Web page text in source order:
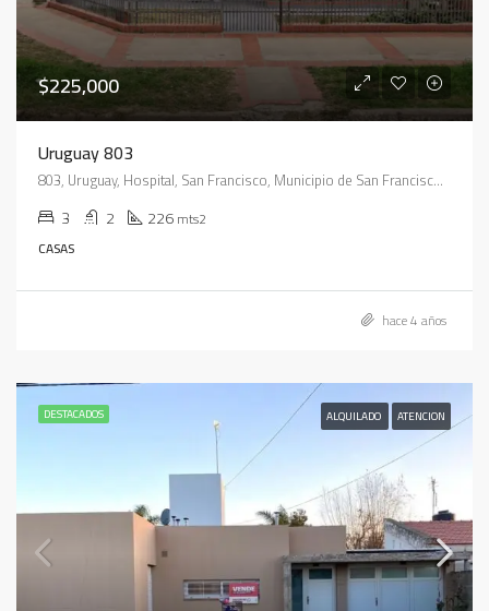
$225,000
Uruguay 803
803, Uruguay, Hospital, San Francisco, Municipio de San Francisco, Pedanía Juárez Celman, Departamento San Justo, Córdoba, X2400, Argentina
3 2 226mts2
CASAS
hace 4 años
DESTACADOS ALQUILADO ATENCION